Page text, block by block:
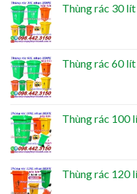
Thùng rác 30
Thùng rác 60
Thùng rác 100
Thùng rác 120